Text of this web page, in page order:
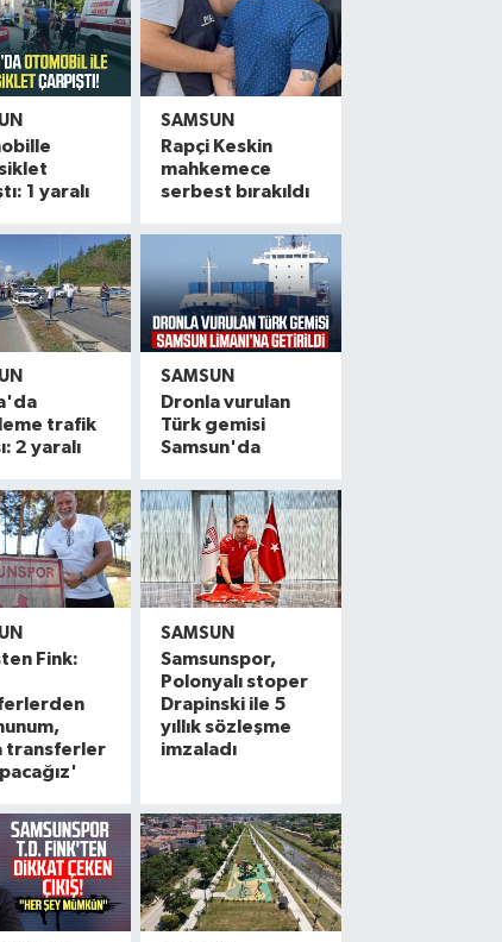
1 yaralı
SAMSUN
Rapçi Keskin
mahkemece
serbest bırakıldı
trafik
2 yaralı
SAMSUN
Dronla vurulan
Türk gemisi
Samsun'da
Fink:
transferler
SAMSUN
Samsunspor,
Polonyalı stoper
Drapinski ile 5
yıllık sözleşme
imzaladı